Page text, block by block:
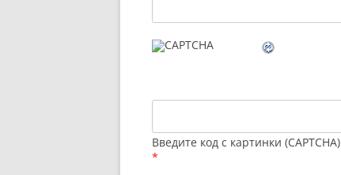
Введите код с картинки (CAPTCHA)
*